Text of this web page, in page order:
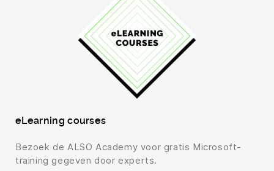
eLearning courses
Bezoek de ALSO Academy voor gratis Microsoft-
training gegeven door experts.